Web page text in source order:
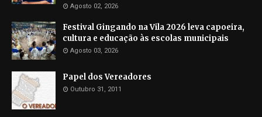
Agosto 02, 2026
Festival Gingando na Vila 2026 leva capoeira,
cultura e educação às escolas municipais
Agosto 03, 2026
Papel dos Vereadores
Outubro 31, 2011